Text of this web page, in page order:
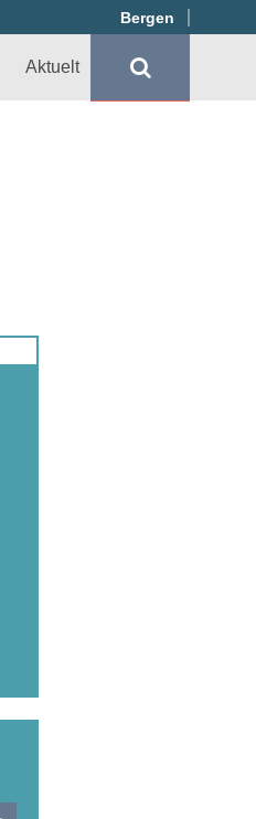
Bergen
Aktuelt